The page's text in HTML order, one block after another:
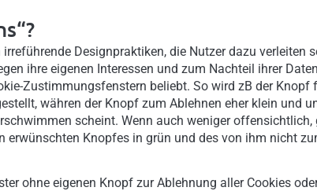
Designpraktiken, die Nutzer dazu verleiten
ihre eigenen Interessen und zum Nachteil ihrer
Zustimmungsfenstern beliebt. So wird zB der
währen der Knopf zum Ablehnen eher klein und
scheint. Wenn auch weniger
erwünschten Knopfes in grün und des von ihm nicht
ohne eigenen Knopf zur Ablehnung aller Cookies